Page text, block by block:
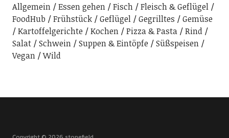
Allgemein Essen gehen Fisch
Fleisch & Geflügel
FoodHub
Frühstück Geflügel Gegrilltes
Gemüse
Kartoffelgerichte
Kochen Pizza & Pasta
Rind
Salat
Schwein Suppen & Eintöpfe
Süßspeisen
Vegan
Wild